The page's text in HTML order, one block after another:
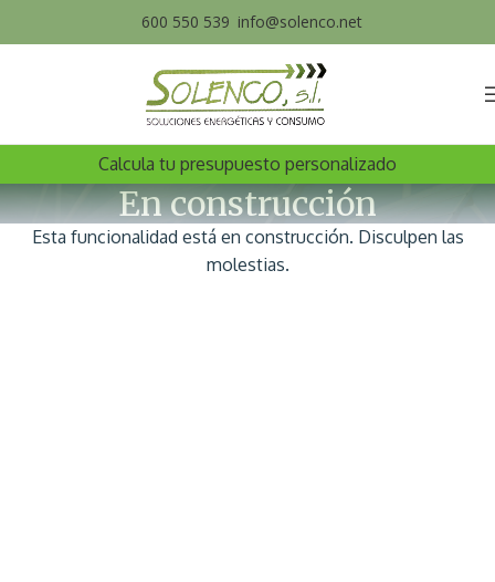
600 550 539 info@solenco.net
Calcula tu presupuesto personalizado
En construcción
Esta funcionalidad está en construcción. Disculpen las
molestias.